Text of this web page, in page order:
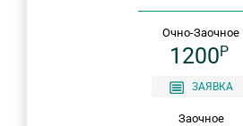
Очно-Заочное
1200P
ЗАЯВКА
Заочное